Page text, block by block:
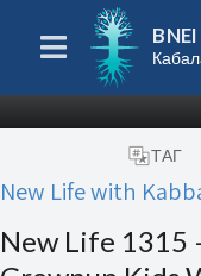
ТАГ
New Life with
New Life 1315